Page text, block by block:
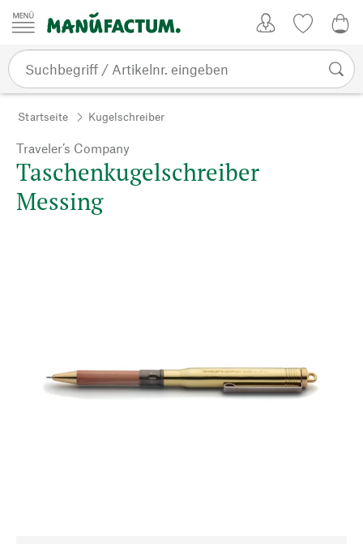
Zum Inhalt springen
Startseite Kugelschreiber
Traveler’s Company
Taschenkugelschreiber
Messing